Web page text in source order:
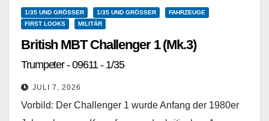
1/35 UND GRÖSSER 1/35 UND GRÖSSER
FAHRZEUGE
FIRST LOOKS
MILITÄR
British MBT Challenger 1 (Mk.3)
Trumpeter - 09611 - 1/35
JULI 7, 2026
Vorbild: Der Challenger 1 wurde Anfang der 1980er